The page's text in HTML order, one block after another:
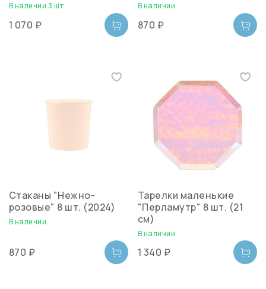
В наличии 3 шт
1 070 ₽
В наличии
870 ₽
Стаканы "Нежно-
розовые" 8 шт. (2024)
В наличии
870 ₽
Тарелки маленькие
"Перламутр" 8 шт. (21
см)
В наличии
1 340 ₽